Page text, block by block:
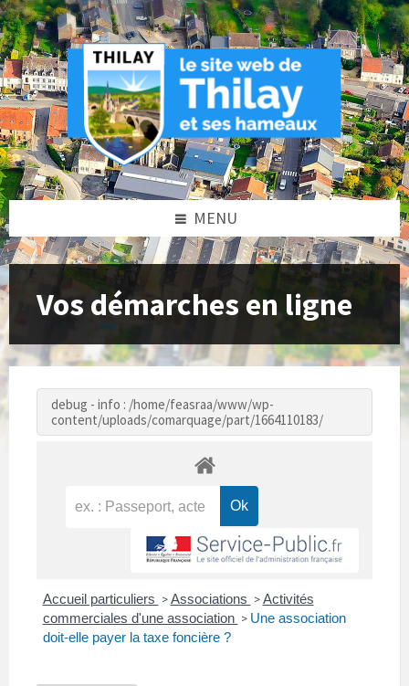
Skip
to
content
Skip
to
left
sidebar
Skip
to
footer
MENU
Vos démarches en ligne
debug - info : /home/feasraa/www/wp-
content/uploads/comarquage/part/1664110183/
Accueil particuliers > Associations > Activités
commerciales d'une association > Une association
doit-elle payer la taxe foncière ?